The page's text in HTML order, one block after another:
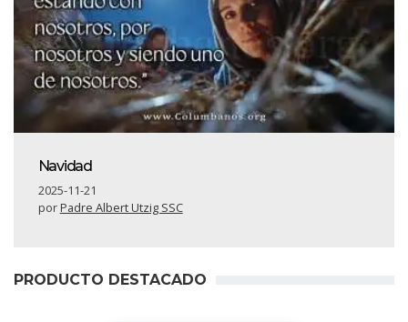
Navidad
2025-11-21
porPadre Albert Utzig SSC
PRODUCTO DESTACADO